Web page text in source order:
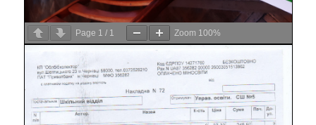
Page 1 / 1 Zoom 100%